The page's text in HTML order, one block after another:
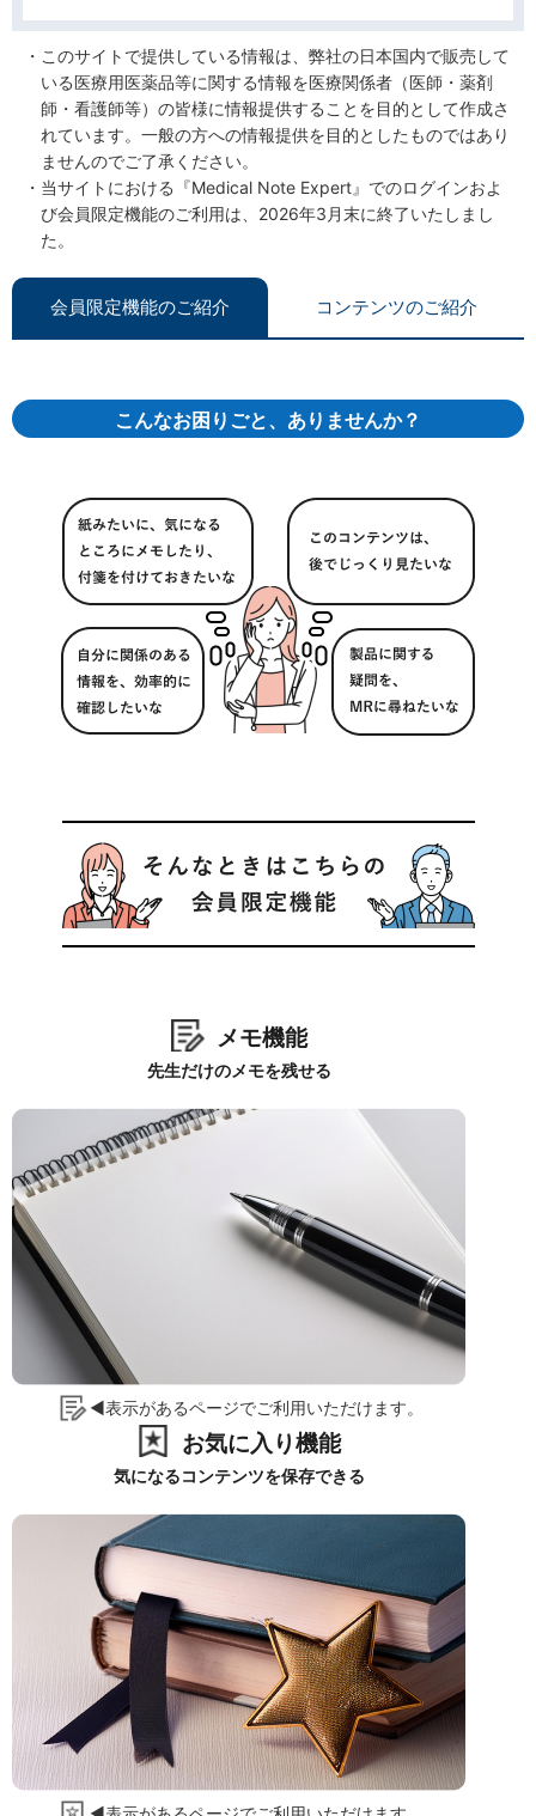
このサイトで提供している情報は、弊社の日本国内で販売して
いる医療用医薬品等に関する情報を医療関係者（医師・薬剤
師・看護師等）の皆様に情報提供することを目的として作成さ
れています。一般の方への情報提供を目的としたものではあり
ませんのでご了承ください。
当サイトにおける『Medical Note Expert』でのログインおよ
び会員限定機能のご利用は、2026年3月末に終了いたしまし
た。
会員限定機能のご紹介 コンテンツのご紹介
こんなお困りごと、ありませんか？
メモ機能
先生だけのメモを残せる
◀表示があるページでご利用いただけます。
お気に入り機能
気になるコンテンツを保存できる